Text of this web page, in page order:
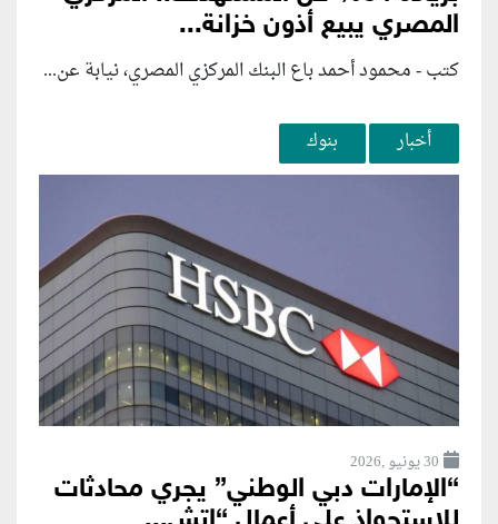
المصري يبيع أذون خزانة...
كتب - محمود أحمد باع البنك المركزي المصري، نيابة عن...
أخبار بنوك
30 يونيو ,2026
“الإمارات دبي الوطني” يجري محادثات